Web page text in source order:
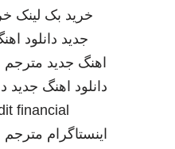
خرید بک لینک
جدید دانلود
اهنگ جدید مترجم
دانلود اهنگ جدید
financial
اینستاگرام مترجم